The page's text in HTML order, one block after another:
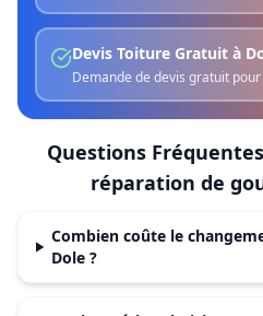
Devis Toiture Gratuit à
Demande de devis gratuit
Questions
réparation de
Combien coûte le
Dole ?